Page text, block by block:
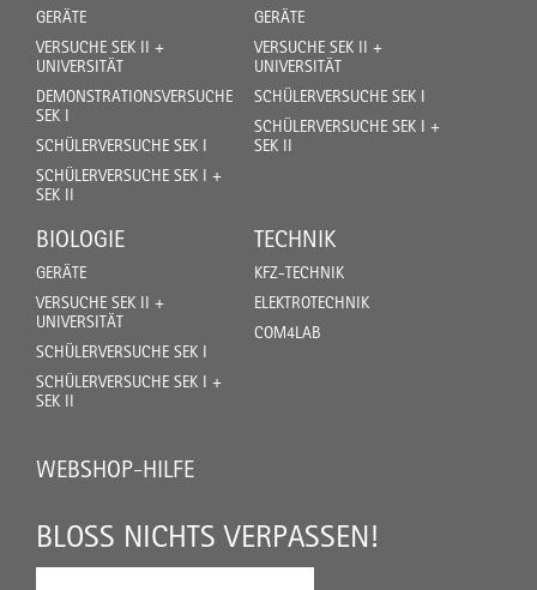
GERÄTE
VERSUCHE SEK II +
UNIVERSITÄT
DEMONSTRATIONSVERSUCHE
SEK I
SCHÜLERVERSUCHE SEK I
SCHÜLERVERSUCHE SEK I +
SEK II
GERÄTE
VERSUCHE SEK II +
UNIVERSITÄT
SCHÜLERVERSUCHE SEK I
SCHÜLERVERSUCHE SEK I +
SEK II
BIOLOGIE
GERÄTE
VERSUCHE SEK II +
UNIVERSITÄT
SCHÜLERVERSUCHE SEK I
SCHÜLERVERSUCHE SEK I +
SEK II
TECHNIK
KFZ-TECHNIK
ELEKTROTECHNIK
COM4LAB
WEBSHOP-HILFE
BLOSS NICHTS VERPASSEN!